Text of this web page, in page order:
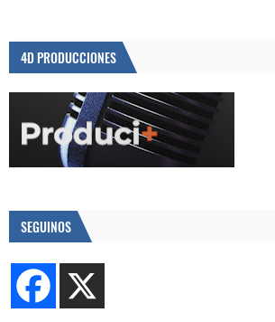
4D PRODUCCIONES
SEGUINOS